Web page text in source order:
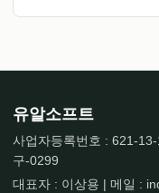
유알소프트
사업자등록번호 : 621-
구-0299
대표자 : 이상용 | 메일 :